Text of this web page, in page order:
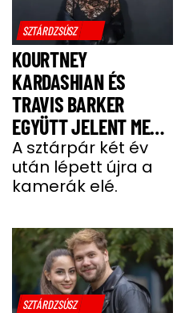
SZTÁRDZSÚSZ
KOURTNEY
KARDASHIAN ÉS
TRAVIS BARKER
EGYÜTT JELENT MEG
A VÖRÖS SZŐNYEGEN
A sztárpár két év
után lépett újra a
kamerák elé.
SZTÁRDZSÚSZ